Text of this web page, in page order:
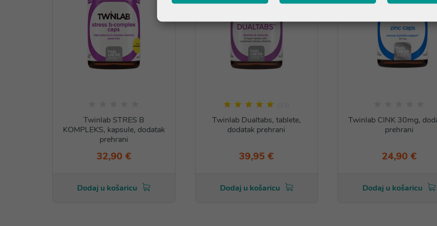
Twinlab STRES B
KOMPLEKS, kapsule, dodatak
prehrani
32,90 €
Dodaj u košaricu
Twinlab Dualtabs, tablete,
dodatak prehrani
39,95 €
Dodaj u košaricu
Twinlab CINK 30mg,
prehrani
24,90 €
Dodaj u košaricu